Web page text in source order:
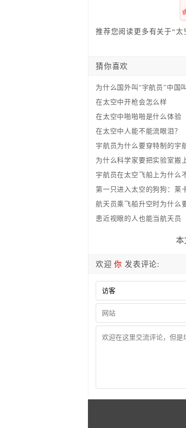
推荐您阅读更多有关于“太
猜你喜欢
为什么国外叫“宇航员”中国
在太空中开枪会怎么样
在太空中啪啪啪是什么体验​
在太空中人能不能流眼泪？
宇航员为什么要穿特制的宇
为什么科学家要把实验室搬
宇航员在太空飞船上为什么
第一只进入太空的狗狗：莱
航天员乘飞船升空时为什么
患近视眼的人也能当航天员
欢迎你 发表评论: